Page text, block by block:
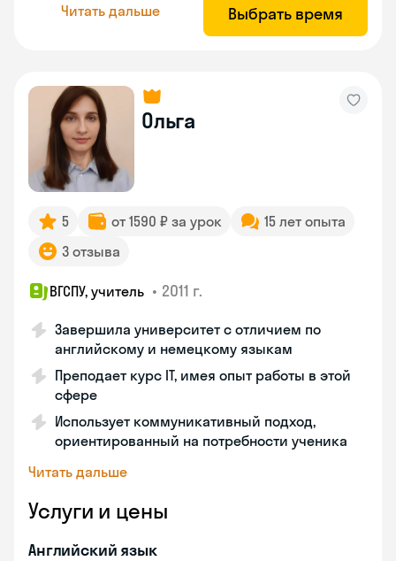
Читать дальше Выбрать время
Ольга
5 от 1590 ₽ за урок
15 лет опыта
3 отзыва
ВГСПУ, учитель • 2011 г.
Завершила университет с отличием по
английскому и немецкому языкам
Преподает курс IT, имея опыт работы в этой
сфере
Использует коммуникативный подход,
ориентированный на потребности ученика
Читать дальше
Услуги и цены
Английский язык